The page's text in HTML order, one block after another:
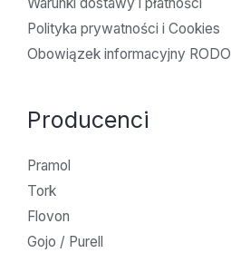
Polityka prywatności i Cookies
Obowiązek informacyjny RODO
Producenci
Pramol
Tork
Flovon
Gojo / Purell